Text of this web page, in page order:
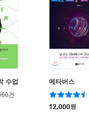
수업
건
메타버스
12,000원